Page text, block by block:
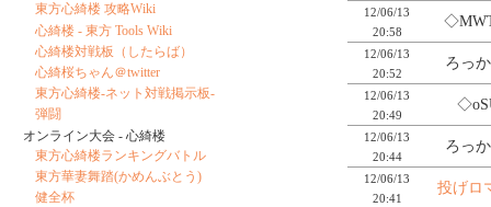
12/06/13
20:58
12/06/13
20:52
ろっ
12/06/13
20:49
12/06/13
20:44
ろっ
12/06/13
20:41
投げロ
東方心綺楼 攻略Wiki
心綺楼 - 東方 Tools Wiki
心綺楼対戦板（したらば）
心綺桜ちゃん＠twitter
東方心綺楼-ネット対戦掲示板-
弾闘
オンライン大会 - 心綺楼
東方心綺楼ランキングバトル
東方華妻舞踏(かめんぶとう)
健全杯